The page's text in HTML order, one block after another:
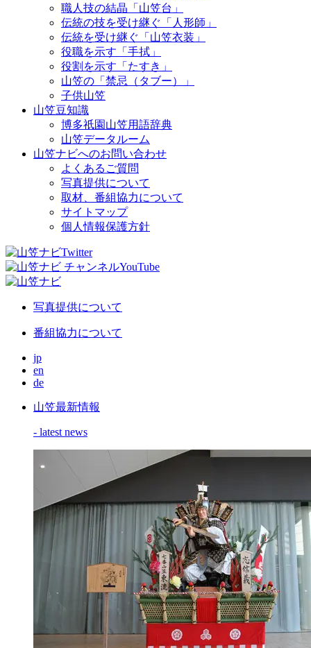
職人技の結晶「山笠台」
伝統の技を受け継ぐ「人形師」
伝統を受け継ぐ「山笠衣装」
役職を示す「手拭」
役割を示す「たすき」
山笠の「禁忌（タブー）」
子供山笠
山笠豆知識
博多祇園山笠用語辞典
山笠データルーム
山笠ナビへのお問い合わせ
よくあるご質問
写真提供について
取材、番組協力について
サイトマップ
個人情報保護方針
写真提供について
番組協力について
jp
en
de
山笠最新情報
- latest news